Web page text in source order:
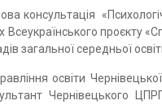
консультація
проєкту
загальної середньої
освіти
Чернівецького